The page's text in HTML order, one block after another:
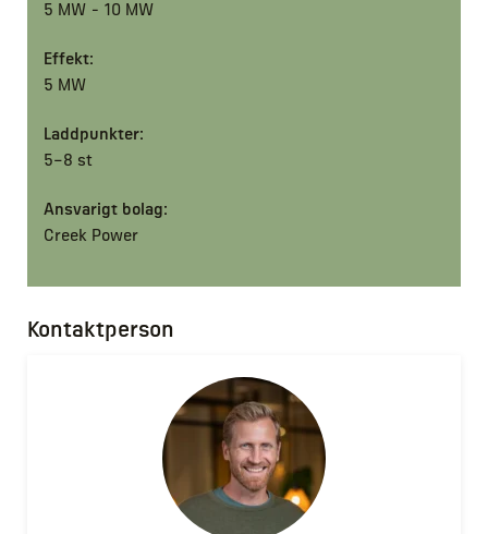
5 MW - 10 MW
Effekt:
5 MW
Laddpunkter:
5–8 st
Ansvarigt bolag:
Creek Power
Kontaktperson